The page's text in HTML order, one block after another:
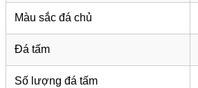
Màu sắc đá chủ
Đá tấm
Số lượng đá tấm